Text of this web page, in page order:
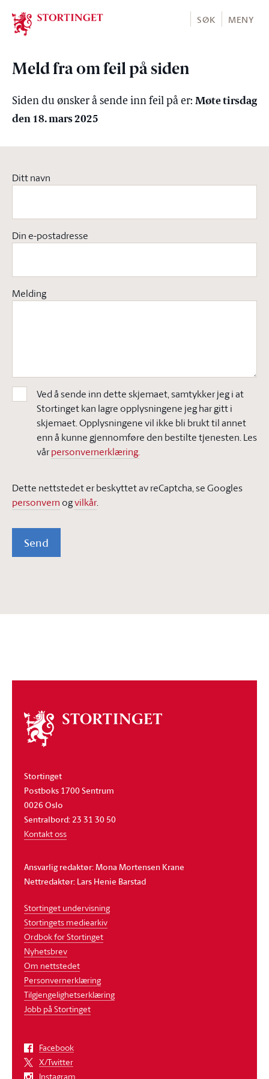
Stortinget.no
SØK MENY
Meld fra om feil på siden
Siden du ønsker å sende inn feil på er: Møte tirsdag
den 18. mars 2025
Ditt navn
Din e-postadresse
Melding
Ved å sende inn dette skjemaet, samtykker jeg i at
Stortinget kan lagre opplysningene jeg har gitt i
skjemaet. Opplysningene vil ikke bli brukt til annet
enn å kunne gjennomføre den bestilte tjenesten. Les
vårpersonvernerklæring.
Dette nettstedet er beskyttet av reCaptcha, se Googles
personvern ogvilkår.
Send
Om
stortinget
Stortinget
Postboks 1700 Sentrum
0026 Oslo
Sentralbord: 23 31 30 50
Kontakt oss
Ansvarlig redaktør: Mona Mortensen Krane
Nettredaktør: Lars Henie Barstad
Stortinget undervisning
Stortingets mediearkiv
Ordbok for Stortinget
Nyhetsbrev
Om nettstedet
Personvernerklæring
Tilgjengelighetserklæring
Jobb på Stortinget
Facebook
X/Twitter
Instagram